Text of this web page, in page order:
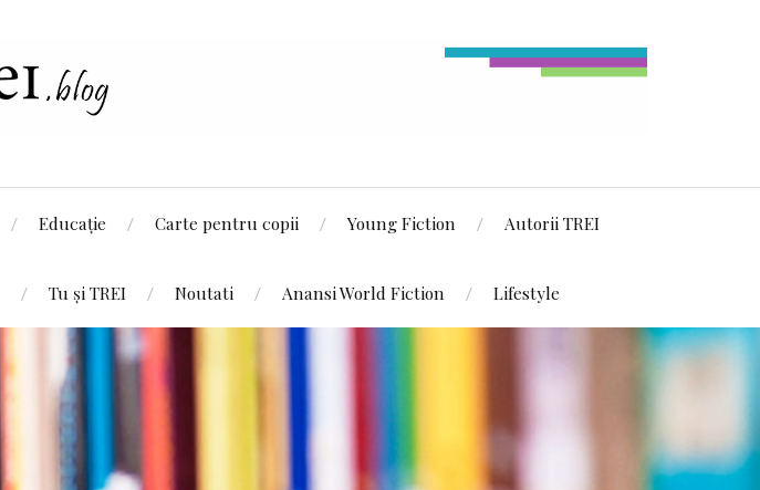
Educație Carte pentru copii Young Fiction Autorii TREI
Tu și TREI Noutati Anansi World Fiction Lifestyle